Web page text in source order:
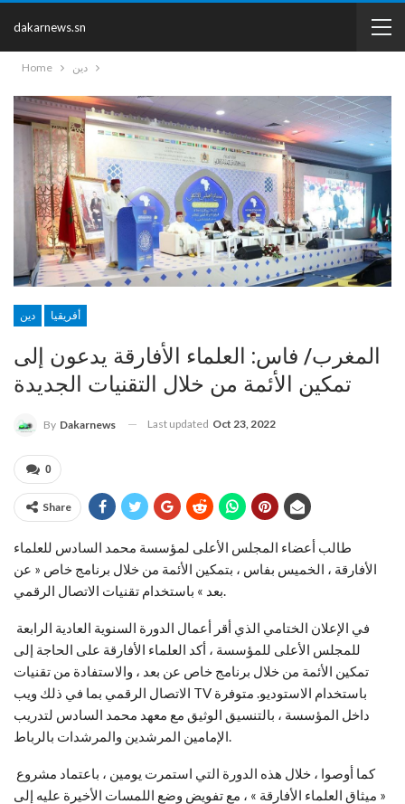
dakarnews.sn
Home دين
دين أفريقيا
المغرب/ فاس: العلماء الأفارقة يدعون إلى
تمكين الأئمة من خلال التقنيات الجديدة
By Dakarnews Last updated Oct 23, 2022
0
Share
طالب أعضاء المجلس الأعلى لمؤسسة محمد السادس للعلماء
الأفارقة ، الخميس بفاس ، بتمكين الأئمة من خلال برنامج خاص « عن
بعد » باستخدام تقنيات الاتصال الرقمي.
للمجلس الأعلى للمؤسسة ، أكد العلماء الأفارقة على الحاجة إلى
تمكين الأئمة من خلال برنامج خاص عن بعد ، والاستفادة من تقنيات
الاتصال الرقمي بما في ذلك ويب TV باستخدام الاستوديو. متوفرة
داخل المؤسسة ، بالتنسيق الوثيق مع معهد محمد السادس لتدريب
الإمامين المرشدين والمرشدات بالرباط.
« ميثاق العلماء الأفارقة » ، مع تفويض وضع اللمسات الأخيرة عليه إلى